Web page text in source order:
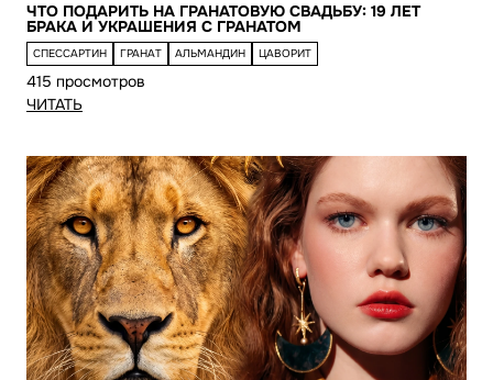
ЧТО ПОДАРИТЬ НА ГРАНАТОВУЮ СВАДЬБУ: 19 ЛЕТ
БРАКА И УКРАШЕНИЯ С ГРАНАТОМ
СПЕССАРТИН ГРАНАТ АЛЬМАНДИН ЦАВОРИТ
415 просмотров
ЧИТАТЬ